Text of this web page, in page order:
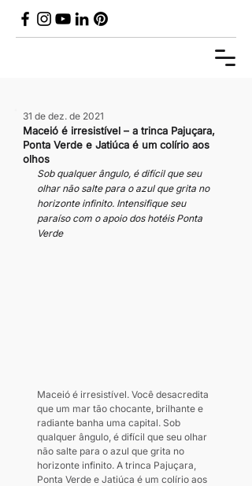
Maceió é irresistível – a trinca Pajuçara,
Ponta Verde e Jatiúca é um colírio aos
olhos
31 de dez. de 2021
Sob qualquer ângulo, é difícil que seu
olhar não salte para o azul que grita no
horizonte infinito. Intensifique seu
paraíso com o apoio dos hotéis Ponta
Verde
Maceió é irresistível. Você desacredita
que um mar tão chocante, brilhante e
radiante banha uma capital. Sob
qualquer ângulo, é difícil que seu olhar
não salte para o azul que grita no
horizonte infinito. A trinca Pajuçara,
Ponta Verde e Jatiúca é um colírio aos